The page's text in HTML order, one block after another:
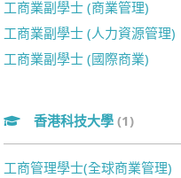
工商業副學士 (商業管理)
工商業副學士 (人力資源管理)
工商業副學士 (國際商業)
香港科技大學 (1)
工商管理學士(全球商業管理)